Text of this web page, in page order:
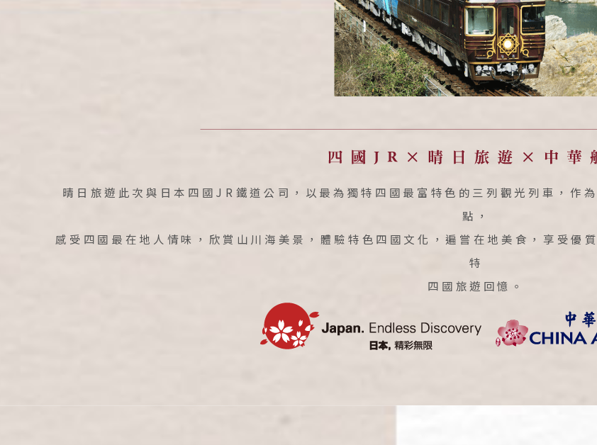
晴日旅遊此次與日本四國JR鐵道公司，以最為獨特四國最富特色的三列觀光列車，作
點，
感受四國最在地人情味，欣賞山川海美景，體驗特色四國文化，遍嘗在地美食，享受優
特
四國旅遊回憶。
行程日期搜尋